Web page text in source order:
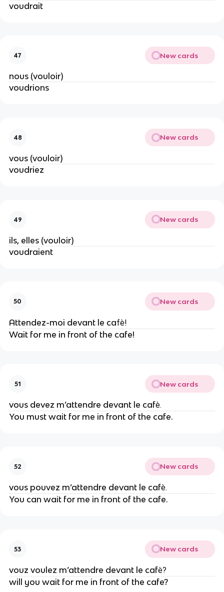
voudrait
47 New cards
nous (vouloir)
voudrions
48 New cards
vous (vouloir)
voudriez
49 New cards
ils, elles (vouloir)
voudraient
50 New cards
Attendez-moi devant le cafè!
Wait for me in front of the cafe!
51 New cards
vous devez m’attendre devant le cafè.
You must wait for me in front of the cafe.
52 New cards
vous pouvez m’attendre devant le cafè.
You can wait for me in front of the cafe.
53 New cards
vouz voulez m’attendre devant le cafè?
will you wait for me in front of the cafe?